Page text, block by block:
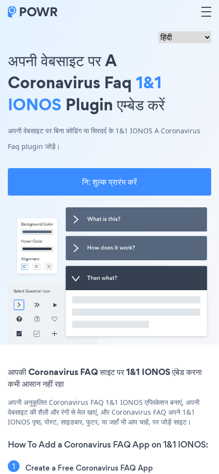
अपनी वेबसाइट पर A
Coronavirus Faq 1&1
IONOS Plugin एम्बेड करें
अपनी वेबसाइट पर बिना कोडिंग या सिरदर्द के 1&1 IONOS A Coronavirus
Faq plugin जोड़ें।
नि: शुल्क प्रारंभ करें
आपकी Coronavirus FAQ साइट पर 1&1 IONOS एंबेड करना
कभी आसान नहीं रहा
अपनी अनुकूलित Coronavirus FAQ 1&1 IONOS एप्लिकेशन बनाएं, अपनी
वेबसाइट की शैली और रंगों से मेल खाएं, और Coronavirus FAQ अपने 1&1
IONOS पृष्ठ, पोस्ट, साइडबार, फुटर, या जहाँ भी आप चाहें, पर जोड़ें साइट।
How To Add a Coronavirus FAQ App on 1&1 IONOS:
Create a Free Coronavirus FAQ App